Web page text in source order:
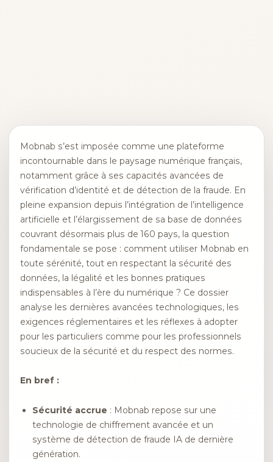
Mobnab s’est imposée comme une plateforme
incontournable dans le paysage numérique français,
notamment grâce à ses capacités avancées de
vérification d’identité et de détection de la fraude. En
pleine expansion depuis l’intégration de l’intelligence
artificielle et l’élargissement de sa base de données
couvrant désormais plus de 160 pays, la question
fondamentale se pose : comment utiliser Mobnab en
toute sérénité, tout en respectant la sécurité des
données, la légalité et les bonnes pratiques
indispensables à l’ère du numérique ? Ce dossier
analyse les dernières avancées technologiques, les
exigences réglementaires et les réflexes à adopter
pour les particuliers comme pour les professionnels
soucieux de la sécurité et du respect des normes.
En bref :
Sécurité accrue : Mobnab repose sur une
technologie de chiffrement avancée et un
système de détection de fraude IA de dernière
génération.